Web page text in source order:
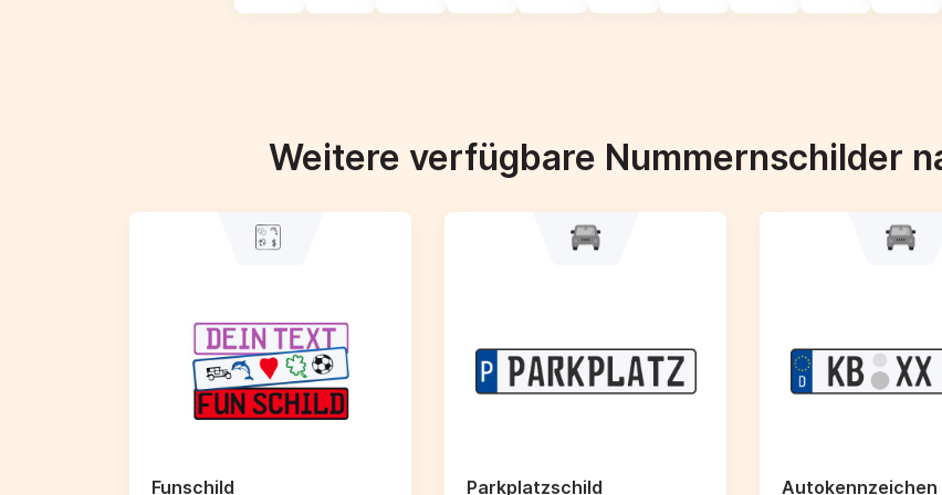
Weitere verfügbare Nummernschilder
Funschild
Parkplatzschild
Autokennzeichen